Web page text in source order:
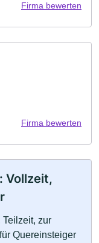
Firma bewerten
Firma bewerten
Vollzeit,
zur
Quereinsteiger